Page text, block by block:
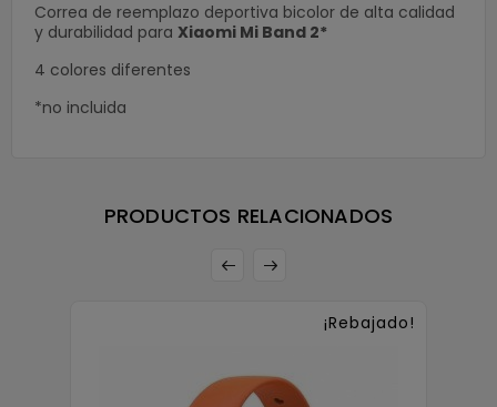
Correa de reemplazo deportiva bicolor de alta calidad
y durabilidad para Xiaomi Mi Band 2*
4 colores diferentes
*no incluida
PRODUCTOS RELACIONADOS
¡Rebajado!